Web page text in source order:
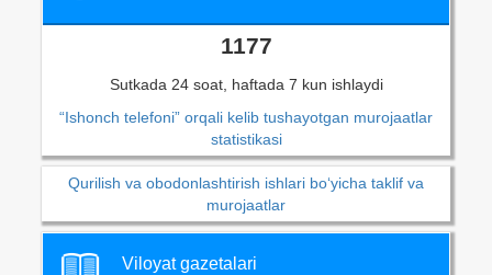
1177
Sutkada 24 soat, haftada 7 kun ishlaydi
“Ishonch telefoni” orqali kelib tushayotgan murojaatlar
statistikasi
Qurilish va obodonlashtirish ishlari bo‘yicha taklif va
murojaatlar
Viloyat gazetalari